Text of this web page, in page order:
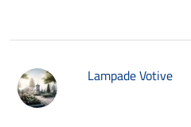
Lampade Votive